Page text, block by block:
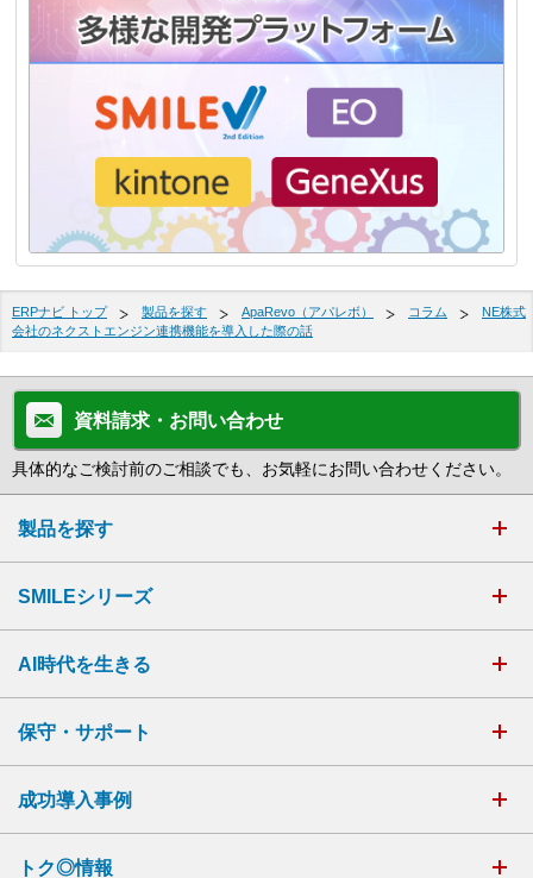
ERPナビ トップ 製品を探す ApaRevo（アパレボ） コラム
NE株式
会社のネクストエンジン連携機能を導入した際の話
資料請求・お問い合わせ
具体的なご検討前のご相談でも、お気軽にお問い合わせください。
製品を探す
SMILEシリーズ
AI時代を生きる
保守・サポート
成功導入事例
トク◎情報